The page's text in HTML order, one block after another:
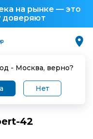
на рынке — это
доверяют
- Москва, верно?
Нет
каналов и труб
42